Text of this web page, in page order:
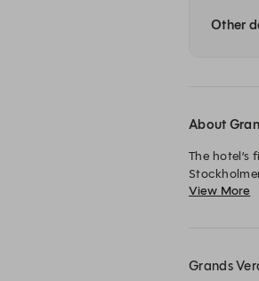
Other
About
The
Palace.
View More
Grands